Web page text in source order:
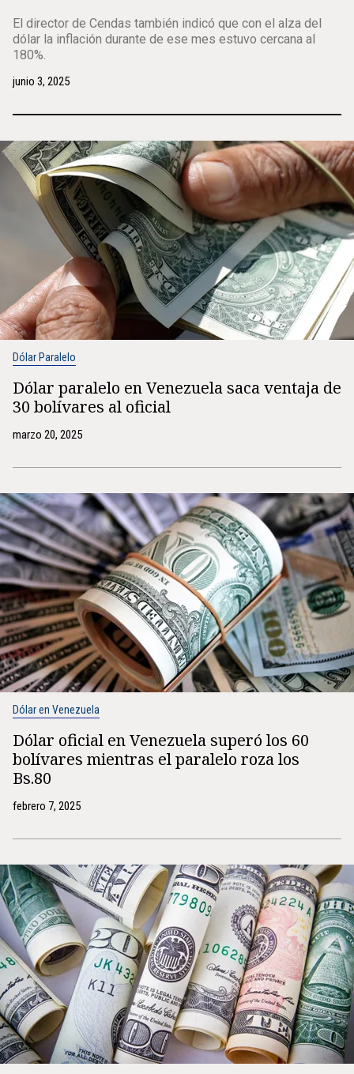
El director de Cendas también indicó que con el alza del
dólar la inflación durante de ese mes estuvo cercana al
180%.
junio 3, 2025
Dólar Paralelo
Dólar paralelo en Venezuela saca ventaja de
30 bolívares al oficial
marzo 20, 2025
Dólar en Venezuela
Dólar oficial en Venezuela superó los 60
bolívares mientras el paralelo roza los
Bs.80
febrero 7, 2025